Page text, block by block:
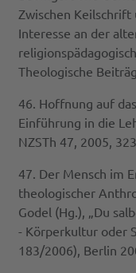
Zwischen Keilschrift
Interesse an der
Theologische
46. Hoffnung auf
Einführung in die
NZSTh 47, 2005,
47. Der Mensch im
theologischer
Godel (Hg.), „Du
- Körperkultur oder
183/2006), Berlin